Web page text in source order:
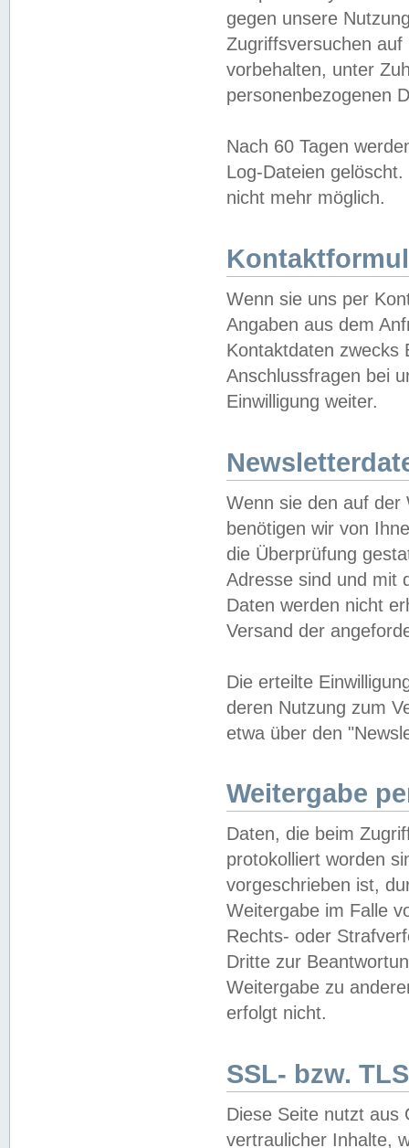
gegen unsere
Zugriffsversuchen
vorbehalten, unter
personenbezogenen
Nach 60 Tagen
Log-Dateien
nicht mehr möglich.
Wenn sie uns per
Angaben aus dem
Kontaktdaten zwecks
Anschlussfragen bei
Einwilligung weiter.
Wenn sie den auf der
benötigen wir von
die Überprüfung
Adresse sind und mit
Daten werden nicht
Versand der
Die erteilte
deren Nutzung zum
etwa über den
Weitergabe
Daten, die beim
protokolliert worden
vorgeschrieben ist,
Weitergabe im Falle
Rechts- oder
Dritte zur
Weitergabe zu
erfolgt nicht.
SSL- bzw.
Diese Seite nutzt aus
vertraulicher Inhalte,